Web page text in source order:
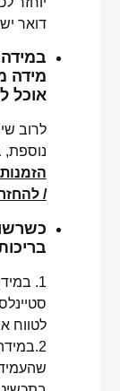
דואר
מידה
אוכל
לרוב
נוספת, בין 30-70 ₪.
/
1.
לטווח